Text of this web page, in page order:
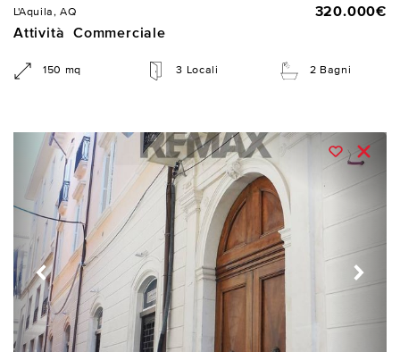
L'Aquila, AQ
320.000€
Attività Commerciale
150 mq 3 Locali 2 Bagni